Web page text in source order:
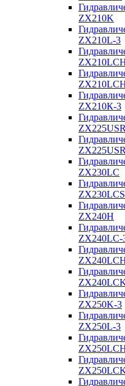
ZX210K
ZX210L-3
ZX210К-3
ZX230LC
ZX240H
ZX240LC-
ZX250K-3
ZX250L-3